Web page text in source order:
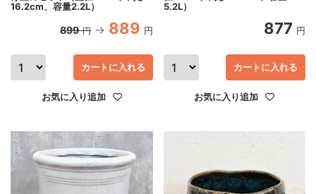
16.2cm、容量2.2L）
899 円 889 円
カートに入れる
お気に入り追加
5.2L）
877 円
カートに入れる
お気に入り追加